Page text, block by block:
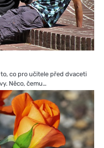
co pro učitele před dvaceti
Něco, čemu…